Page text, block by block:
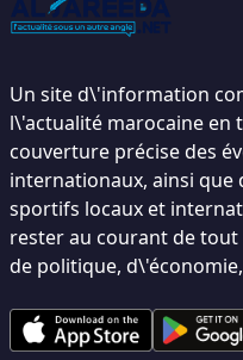
Un site d\'information
l\'actualité marocaine en
couverture précise des
internationaux, ainsi que
sportifs locaux et
rester au courant de
de politique,